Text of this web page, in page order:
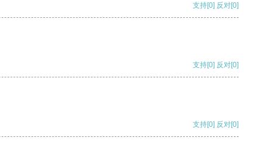
支持[0] 反对[0]
支持[0] 反对[0]
支持[0] 反对[0]